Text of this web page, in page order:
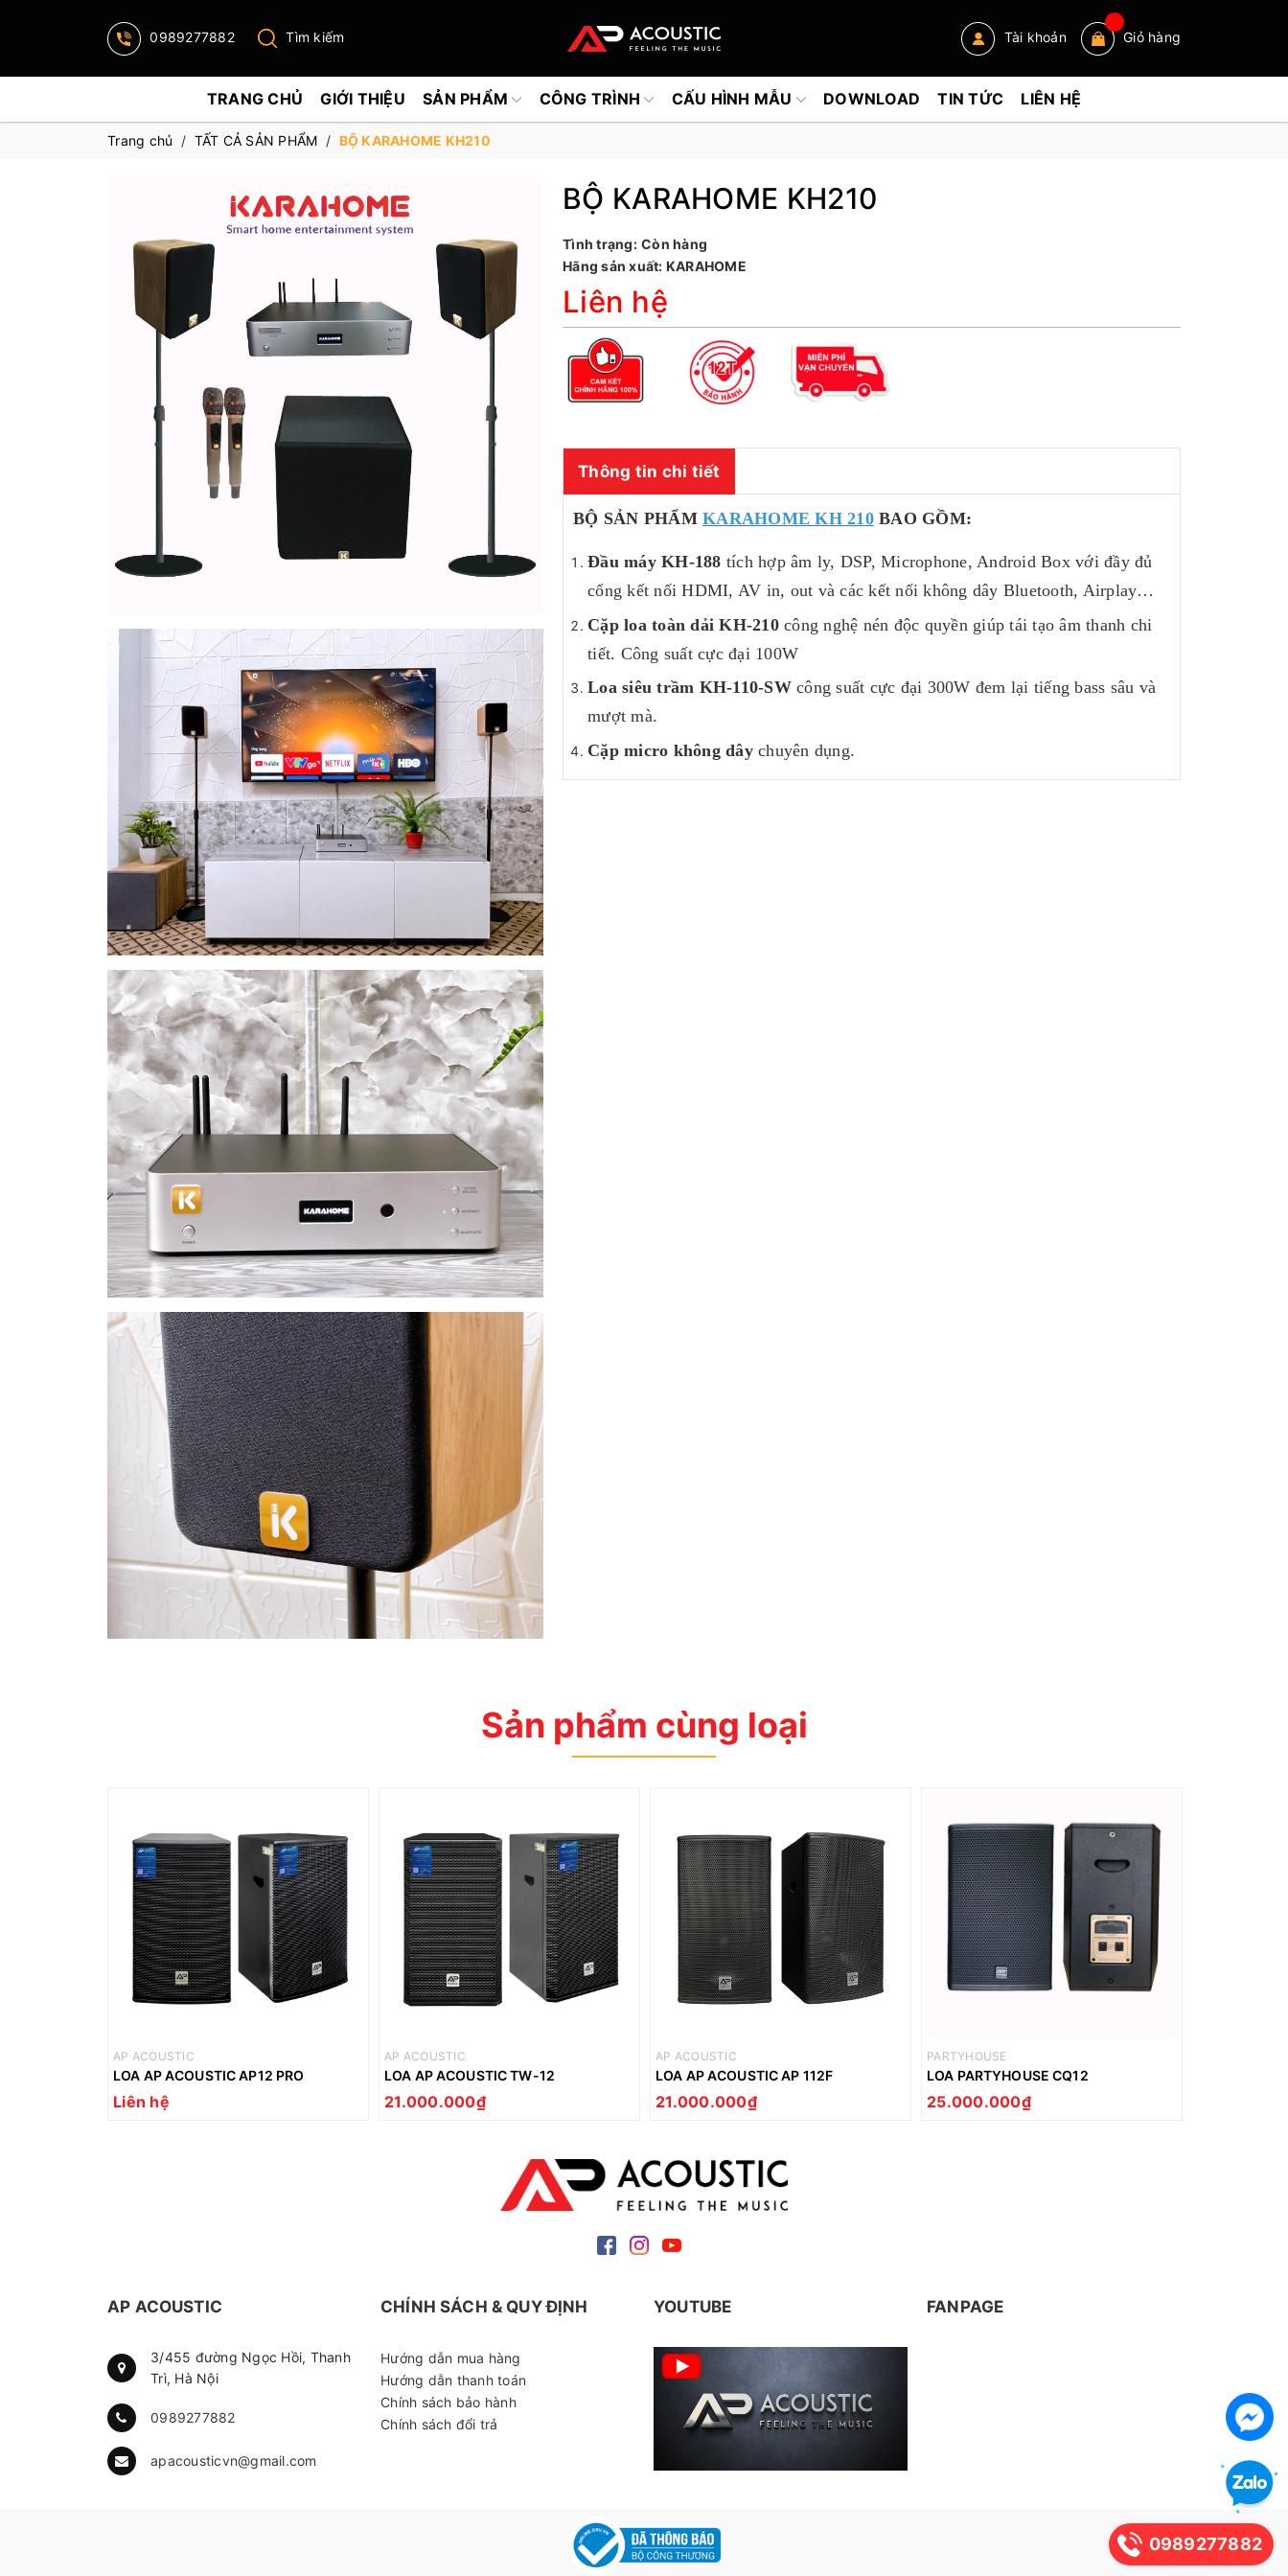
0989277882 Tìm kiếm Tài khoản Giỏ hàng
TRANG CHỦ GIỚI THIỆU SẢN PHẨM CÔNG TRÌNH CẤU HÌNH MẪU DOWNLOAD TIN TỨC LIÊN HỆ
Trang chủ / TẤT CẢ SẢN PHẨM / BỘ KARAHOME KH210
BỘ KARAHOME KH210
Tình trạng: Còn hàng
Hãng sản xuất: KARAHOME
Liên hệ
Thông tin chi tiết
BỘ SẢN PHẨM KARAHOME KH 210BAO GỒM:
Đầu máy KH-188 tích hợp âm ly, DSP, Microphone, Android Box với đầy đủ
cổng kết nối HDMI, AV in, out và các kết nối không dây Bluetooth, Airplay…
Cặp loa toàn dải KH-210công nghệ nén độc quyền giúp tái tạo âm thanh chi
tiết. Công suất cực đại 100W
Loa siêu trầm KH-110-SWcông suất cực đại 300W đem lại tiếng bass sâu và
mượt mà.
Cặp micro không dâychuyên dụng.
Sản phẩm cùng loại
AP ACOUSTIC
LOA AP ACOUSTIC AP12 PRO
Liên hệ
AP ACOUSTIC
LOA AP ACOUSTIC TW-12
21.000.000₫
AP ACOUSTIC
LOA AP ACOUSTIC AP 112F
21.000.000₫
PARTYHOUSE
LOA PARTYHOUSE CQ12
25.000.000₫
AP ACOUSTIC
3/455 đường Ngọc Hồi, Thanh
Trì, Hà Nội
0989277882
apacousticvn@gmail.com
CHÍNH SÁCH & QUY ĐỊNH
Hướng dẫn mua hàng
Hướng dẫn thanh toán
Chính sách bảo hành
Chính sách đổi trả
YOUTUBE FANPAGE
0989277882